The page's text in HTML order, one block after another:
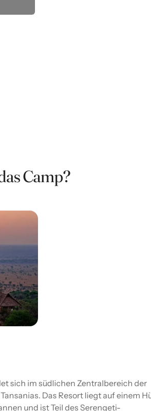
Camp?
sich im südlichen Zentralbereich der
Das Resort liegt auf einem
und ist Teil des Serengeti-